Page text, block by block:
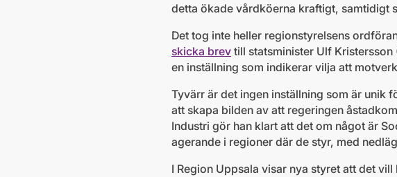
detta ökade vårdköerna kraftigt, samtidigt
Det tog inte heller regionstyrelsens
skicka brev till statsminister Ulf
en inställning som indikerar vilja att
Tyvärr är det ingen inställning som är unik
att skapa bilden av att regeringen
Industri gör han klart att det om något är
agerande i regioner där de styr, med
I Region Uppsala visar nya styret att det